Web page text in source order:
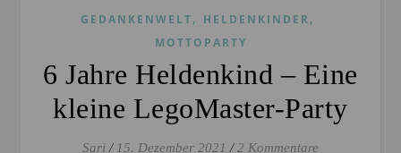
GEDANKENWELT, HELDENKINDER,
MOTTOPARTY
6 Jahre Heldenkind – Eine
kleine LegoMaster-Party
Sari / 15. Dezember 2021 / 2 Kommentare